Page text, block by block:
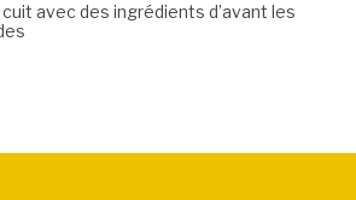
cuit avec des ingrédients d’avant les